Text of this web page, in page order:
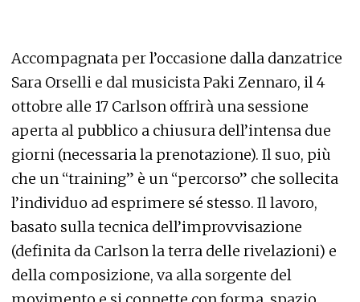
Accompagnata per l’occasione dalla danzatrice
Sara Orselli e dal musicista Paki Zennaro, il 4
ottobre alle 17 Carlson offrirà una sessione
aperta al pubblico a chiusura dell’intensa due
giorni (necessaria la prenotazione). Il suo, più
che un “training” è un “percorso” che sollecita
l’individuo ad esprimere sé stesso. Il lavoro,
basato sulla tecnica dell’improvvisazione
(definita da Carlson la terra delle rivelazioni) e
della composizione, va alla sorgente del